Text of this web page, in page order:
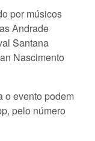
por músicos
Andrade
Santana
Nascimento
o evento podem
pelo número